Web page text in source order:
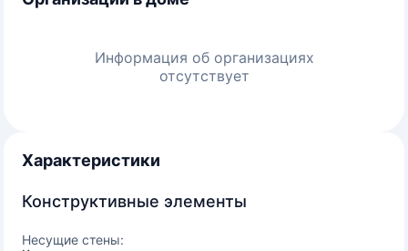
Информация об организациях
отсутствует
Характеристики
Конструктивные элементы
Несущие стены: